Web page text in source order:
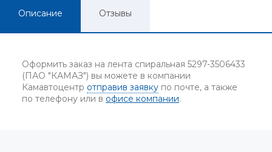
Описание Отзывы
Оформить заказ на лента спиральная 5297-3506433
(ПАО "КАМАЗ") вы можете в компании
Камавтоцентр отправив заявку по почте, а также
по телефону или в офисе компании.